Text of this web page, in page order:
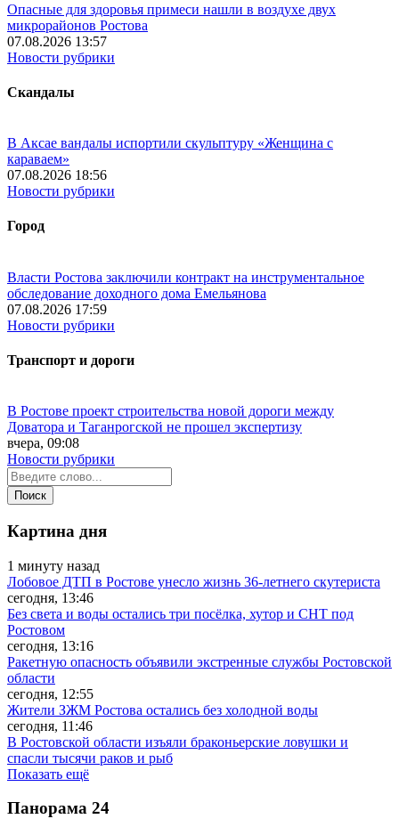
Опасные для здоровья примеси нашли в воздухе двух
микрорайонов Ростова
07.08.2026 13:57
Новости рубрики
Скандалы
В Аксае вандалы испортили скульптуру «Женщина с
караваем»
07.08.2026 18:56
Новости рубрики
Город
Власти Ростова заключили контракт на инструментальное
обследование доходного дома Емельянова
07.08.2026 17:59
Новости рубрики
Транспорт и дороги
В Ростове проект строительства новой дороги между
Доватора и Таганрогской не прошел экспертизу
вчера, 09:08
Новости рубрики
Картина дня
1 минуту назад
Лобовое ДТП в Ростове унесло жизнь 36-летнего скутериста
сегодня, 13:46
Без света и воды остались три посёлка, хутор и СНТ под
Ростовом
сегодня, 13:16
Ракетную опасность объявили экстренные службы Ростовской
области
сегодня, 12:55
Жители ЗЖМ Ростова остались без холодной воды
сегодня, 11:46
В Ростовской области изъяли браконьерские ловушки и
спасли тысячи раков и рыб
Показать ещё
Панорама 24